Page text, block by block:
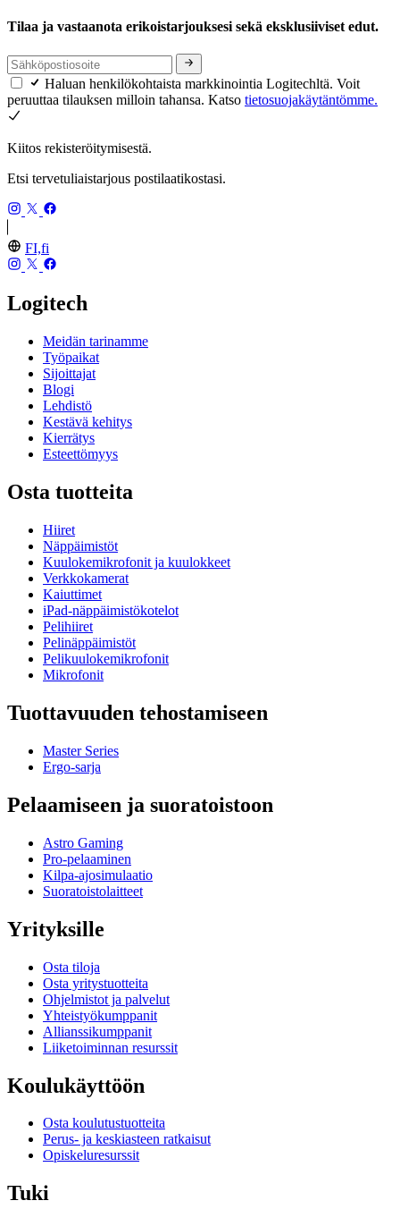
Tilaa ja vastaanota erikoistarjouksesi sekä eksklusiiviset edut.
Haluan henkilökohtaista markkinointia Logitechltä. Voit
peruuttaa tilauksen milloin tahansa. Katso tietosuojakäytäntömme.
Kiitos rekisteröitymisestä.
Etsi tervetuliaistarjous postilaatikostasi.
FI,fi
Logitech
Meidän tarinamme
Työpaikat
Sijoittajat
Blogi
Lehdistö
Kestävä kehitys
Kierrätys
Esteettömyys
Osta tuotteita
Hiiret
Näppäimistöt
Kuulokemikrofonit ja kuulokkeet
Verkkokamerat
Kaiuttimet
iPad-näppäimistökotelot
Pelihiiret
Pelinäppäimistöt
Pelikuulokemikrofonit
Mikrofonit
Tuottavuuden tehostamiseen
Master Series
Ergo-sarja
Pelaamiseen ja suoratoistoon
Astro Gaming
Pro-pelaaminen
Kilpa-ajosimulaatio
Suoratoistolaitteet
Yrityksille
Osta tiloja
Osta yritystuotteita
Ohjelmistot ja palvelut
Yhteistyökumppanit
Allianssikumppanit
Liiketoiminnan resurssit
Koulukäyttöön
Osta koulutustuotteita
Perus- ja keskiasteen ratkaisut
Opiskeluresurssit
Tuki